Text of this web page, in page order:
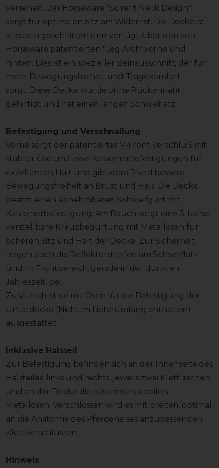
versehen. Das Horseware "Surefit Neck Design"
sorgt für optimalen Sitz am Widerrist. Die Decke ist
klassisch geschnitten und verfügt über den von
Horseware patentierten "Leg Arch",vorne und
hinten. Dies ist ein spezieller Beinausschnitt, der für
mehr Bewegungsfreiheit und Tragekomfort
sorgt. Diese Decke wurde ohne Rückennaht
gefertigt und hat einen langen Schweiflatz.
Befestigung und Verschnallung
Vorne sorgt der patentierter V-Front Verschluß mit
stabiler Öse und zwei Karabinerbefestigungen für
exzellenten Halt und gibt dem Pferd bessere
Bewegungsfreiheit an Brust und Hals. Die Decke
besitzt einen abnehmbaren Schweifgurt mit
Karabinerbefestigung. Am Bauch sorgt eine 3-fache
verstellbare Kreuzbegurtung mit Metallösen für
sicheren Sitz und Halt der Decke. Zur Sicherheit
tragen auch die Reflektorstreifen am Schweiflatz
und im Frontbereich, gerade in der dunklen
Jahreszeit, bei.
Zusätzlich ist sie mit Ösen für die Befestigung der
Unterdecke (Nicht im Lieferumfang enthalten)
ausgestattet.
Inklusive Halsteil
Zur Befestigung befinden sich an der Innenseite des
Halsteiles, links und rechts, jeweils zwei Klettlaschen
und an der Decke die passenden stabilen
Metallösen. Verschlossen wird es mit breiten, optimal
an die Anatomie des Pferdehalses anzupassenden
Klettverschlüssen.
Hinweis